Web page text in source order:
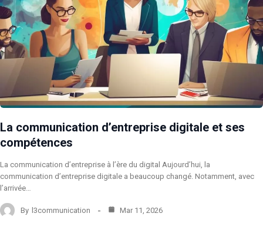
La communication d’entreprise digitale et ses
compétences
La communication d’entreprise à l’ère du digital Aujourd’hui, la
communication d’entreprise digitale a beaucoup changé. Notamment, avec
l’arrivée…
By l3communication Mar 11, 2026